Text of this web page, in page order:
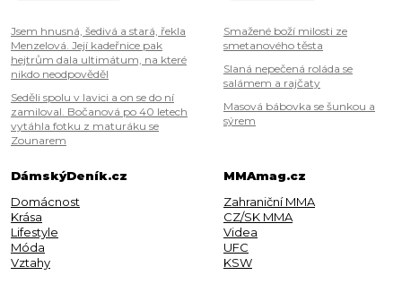
Jsem hnusná, šedivá a stará, řekla
Menzelová. Její kadeřnice pak
hejtrům dala ultimátum, na které
nikdo neodpověděl
Seděli spolu v lavici a on se do ní
zamiloval. Bočanová po 40 letech
vytáhla fotku z maturáku se
Zounarem
Smažené boží milosti ze
smetanového těsta
Slaná nepečená roláda se
salámem a rajčaty
Masová bábovka se šunkou a
sýrem
DámskýDeník.cz
Domácnost
Krása
Lifestyle
Móda
Vztahy
MMAmag.cz
Zahraniční MMA
CZ/SK MMA
Videa
UFC
KSW